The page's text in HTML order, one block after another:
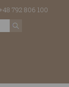
792 806 100